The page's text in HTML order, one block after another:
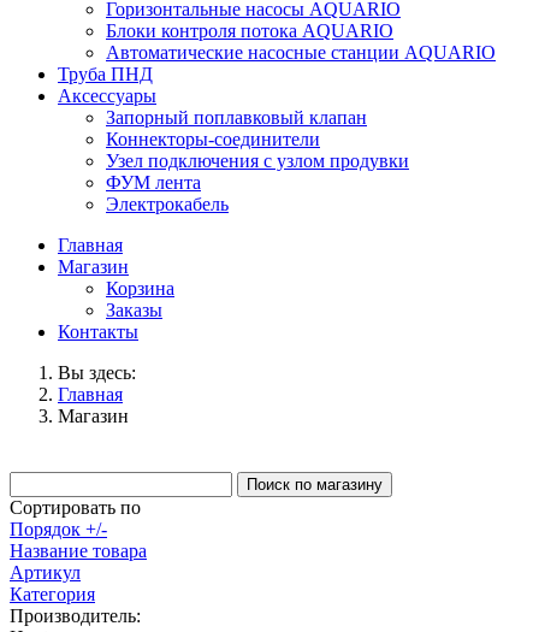
Горизонтальные насосы AQUARIO
Блоки контроля потока AQUARIO
Автоматические насосные станции AQUARIO
Труба ПНД
Аксессуары
Запорный поплавковый клапан
Коннекторы-соединители
Узел подключения с узлом продувки
ФУМ лента
Электрокабель
Главная
Магазин
Корзина
Заказы
Контакты
Вы здесь:
Главная
Магазин
Сортировать по
Порядок +/-
Название товара
Артикул
Категория
Производитель: